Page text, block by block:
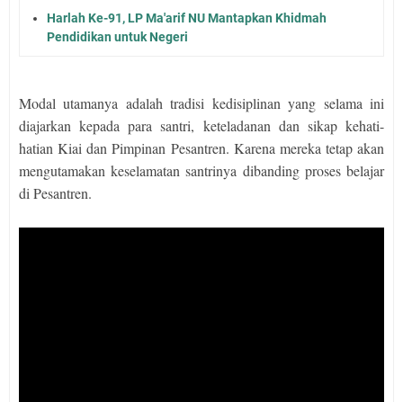
Harlah Ke-91, LP Ma'arif NU Mantapkan Khidmah
Pendidikan untuk Negeri
Modal utamanya adalah tradisi kedisiplinan yang selama ini
diajarkan kepada para santri, keteladanan dan sikap kehati-
hatian Kiai dan Pimpinan Pesantren. Karena mereka tetap akan
mengutamakan keselamatan santrinya dibanding proses belajar
di Pesantren.